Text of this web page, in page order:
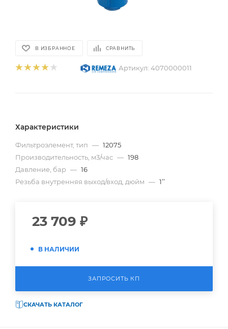
В ИЗБРАННОЕ СРАВНИТЬ
Артикул: 4070000011
Характеристики
Фильтроэлемент, тип — 12075
Производительность, м3/час — 198
Давление, бар — 16
Резьба внутренняя выход/вход, дюйм — 1’’
23 709 ₽
В НАЛИЧИИ
ЗАПРОСИТЬ КП
СКАЧАТЬ КАТАЛОГ